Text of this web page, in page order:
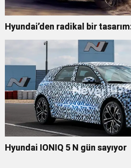
Hyundai’den radikal bir
Hyundai IONIQ 5 N gün sayıyor